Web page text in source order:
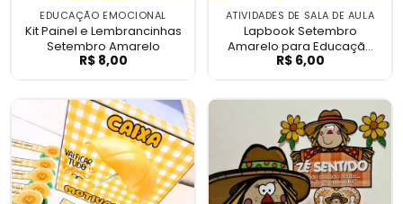
EDUCAÇÃO EMOCIONAL
Kit Painel e Lembrancinhas
Setembro Amarelo
Kit Painel e Lembrancinhas Setembro
R$8,00
ATIVIDADES DE SALA DE AULA
Lapbook Setembro
Amarelo para Educação
Emocional
Lapbook
R$6,00